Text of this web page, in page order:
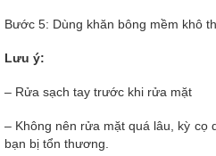
Bước 5: Dùng khăn bông mềm khô
Lưu ý:
– Rửa sạch tay trước khi rửa mặt
– Không nên rửa mặt quá lâu, kỳ cọ
bạn bị tổn thương.